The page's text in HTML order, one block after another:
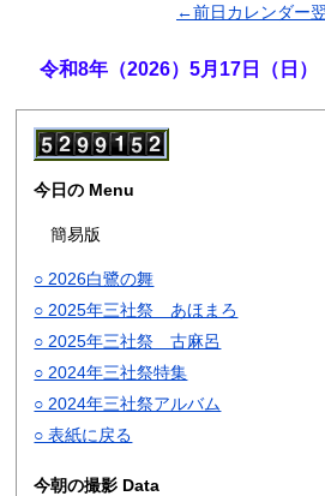
←前日カレンダー
令和8年（2026）5月17日（日）
今日の Menu
簡易版
○ 2026白鷺の舞
○ 2025年三社祭 あほまろ
○ 2025年三社祭 古麻呂
○ 2024年三社祭特集
○ 2024年三社祭アルバム
○ 表紙に戻る
今朝の撮影 Data